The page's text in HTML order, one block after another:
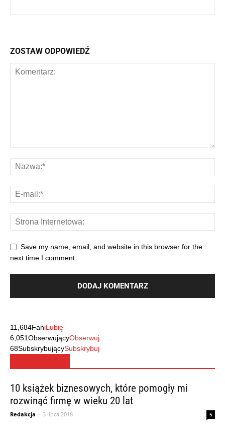
ZOSTAW ODPOWIEDŹ
Save my name, email, and website in this browser for the
next time I comment.
11,684FaniLubię
6,051ObserwującyObserwuj
68SubskrybującySubskrybuj
10 książek biznesowych, które pomogły mi
rozwinąć firmę w wieku 20 lat
Redakcja - 3 lipca 2018 5